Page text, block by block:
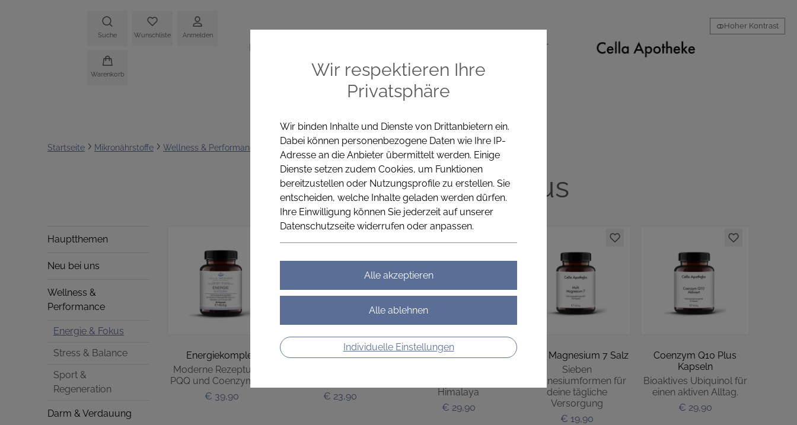
Hoher Kontrast
Suche Wunschliste Anmelden
Warenkorb
HOME KONTAKT
Startseite Mikronährstoffe Wellness & Performance
Hauptthemen
Neu bei uns
Wellness &
Performance
Energie & Fokus
Stress & Balance
Sport &
Regeneration
Darm & Verdauung
Energie & Fokus
Energiekomplex
Moderne Rezeptur mit
PQQ und Coenzym Q10
€ 39,90
Vitamin B12 Tropfen
€ 23,90
Shilajit
Himalaya
€ 29,90
Multi Magnesium 7 Salz
Sieben
Magnesiumformen für
deine tägliche
Versorgung
€ 19,90
Coenzym Q10 Plus
Kapseln
Bioaktives Ubiquinol für
einen aktiven Alltag.
€ 29,90
Wir respektieren Ihre
Privatsphäre
Wir binden Inhalte und Dienste von Drittanbietern ein.
Dabei können personenbezogene Daten wie Ihre IP-
Adresse an die Anbieter übermittelt werden. Einige
Dienste setzen zudem Cookies, um Funktionen
bereitzustellen oder Nutzungsprofile zu erstellen. Sie
entscheiden, welche Inhalte geladen werden dürfen.
Ihre Einwilligung können Sie jederzeit auf unserer
Datenschutzseite widerrufen oder anpassen.
Individuelle Einstellungen